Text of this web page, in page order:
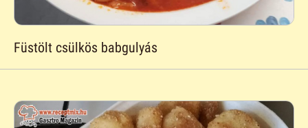
Füstölt csülkös babgulyás